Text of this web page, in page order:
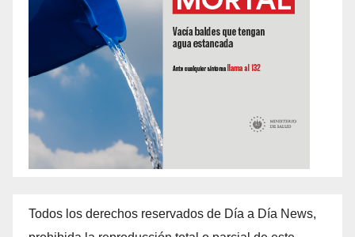
Todos los derechos reservados de Día a Día News,